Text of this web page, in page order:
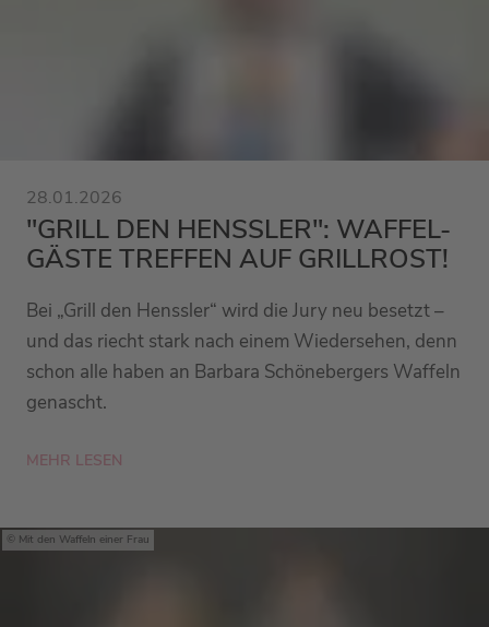
28.01.2026
"GRILL DEN HENSSLER": WAFFEL-
GÄSTE TREFFEN AUF GRILLROST!
Bei „Grill den Henssler“ wird die Jury neu besetzt –
und das riecht stark nach einem Wiedersehen, denn
schon alle haben an Barbara Schönebergers Waffeln
genascht.
MEHR LESEN
Mit den Waffeln einer Frau